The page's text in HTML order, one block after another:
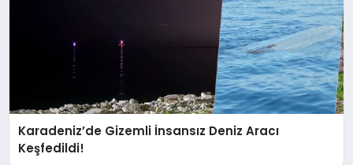
Karadeniz’de Gizemli İnsansız Deniz Aracı
Keşfedildi!